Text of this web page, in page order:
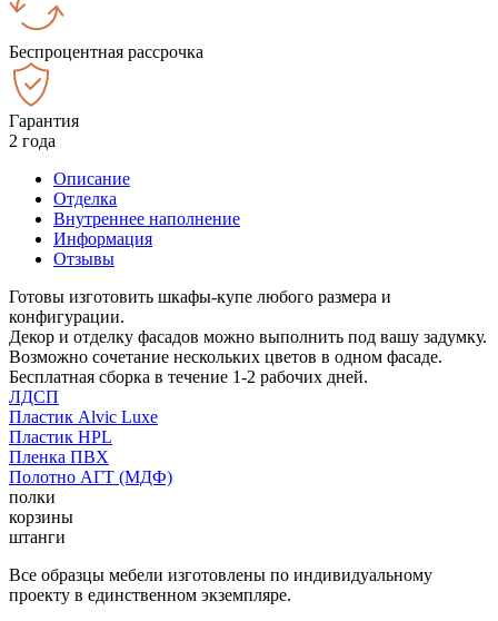
Беспроцентная рассрочка
Гарантия
2 года
Описание
Отделка
Внутреннее наполнение
Информация
Отзывы
Готовы изготовить шкафы-купе любого размера и
конфигурации.
Декор и отделку фасадов можно выполнить под вашу задумку.
Возможно сочетание нескольких цветов в одном фасаде.
Бесплатная сборка в течение 1-2 рабочих дней.
ЛДСП
Пластик Alvic Luxe
Пластик HPL
Пленка ПВХ
Полотно АГТ (МДФ)
полки
корзины
штанги
Все образцы мебели изготовлены по индивидуальному
проекту в единственном экземпляре.